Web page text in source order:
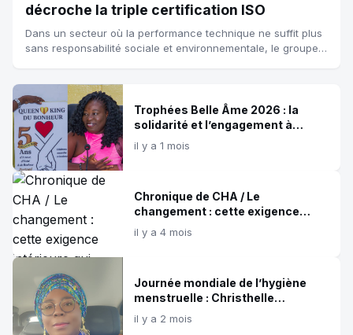
décroche la triple certification ISO
Dans un secteur où la performance technique ne suffit plus
sans responsabilité sociale et environnementale, le groupe
Trophées Belle Âme 2026 : la
solidarité et l’engagement à
l’honneur lors de la 5e édition
il y a 1 mois
Chronique de CHA / Le
changement : cette exigence
intérieure qui façonne les grandes
destinées !
il y a 4 mois
Journée mondiale de l’hygiène
menstruelle : Christhelle
Houndonougbo Alioza appelle à
protéger la dignité des jeunes
il y a 2 mois